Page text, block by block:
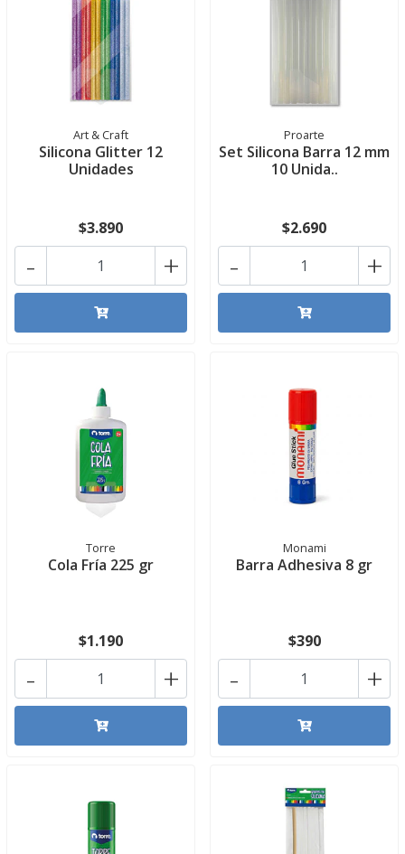
Art & Craft
Silicona Glitter 12
Unidades
$3.890
+
-
Proarte
Set Silicona Barra 12 mm
10 Unida..
$2.690
+
-
Torre
Cola Fría 225 gr
$1.190
+
-
Monami
Barra Adhesiva 8 gr
$390
+
-